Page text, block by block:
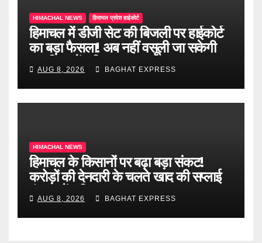
HIMACHAL NEWS हिमाचल प्रदेश हाईकोर्ट
हिमाचल में डीजी सेट की बिजली पर हाईकोर्ट
का बड़ा फैसला! अब नहीं वसूली जा सकेगी
ड्यूटी, जानें पूरी खबर
AUG 8, 2026 BAGHAT EXPRESS
HIMACHAL NEWS
हिमाचल के किसानों पर बढ़ा बड़ा संकट!
करोड़ों की देनदारी के चलते खाद की सप्लाई
बंद, जानें पूरी खबर
AUG 8, 2026 BAGHAT EXPRESS